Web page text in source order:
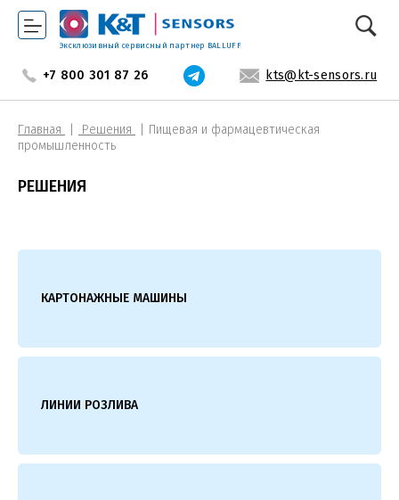
Эксклюзивный сервисный партнер BALLUFF
+7 800 301 87 26 kts@kt-sensors.ru
Главная Решения
Пищевая и фармацевтическая
промышленность
РЕШЕНИЯ
КАРТОНАЖНЫЕ МАШИНЫ
ЛИНИИ РОЗЛИВА